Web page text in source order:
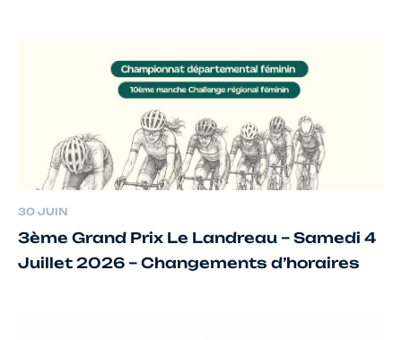
30 JUIN
3ème Grand Prix Le Landreau – Samedi 4
Juillet 2026 – Changements d’horaires